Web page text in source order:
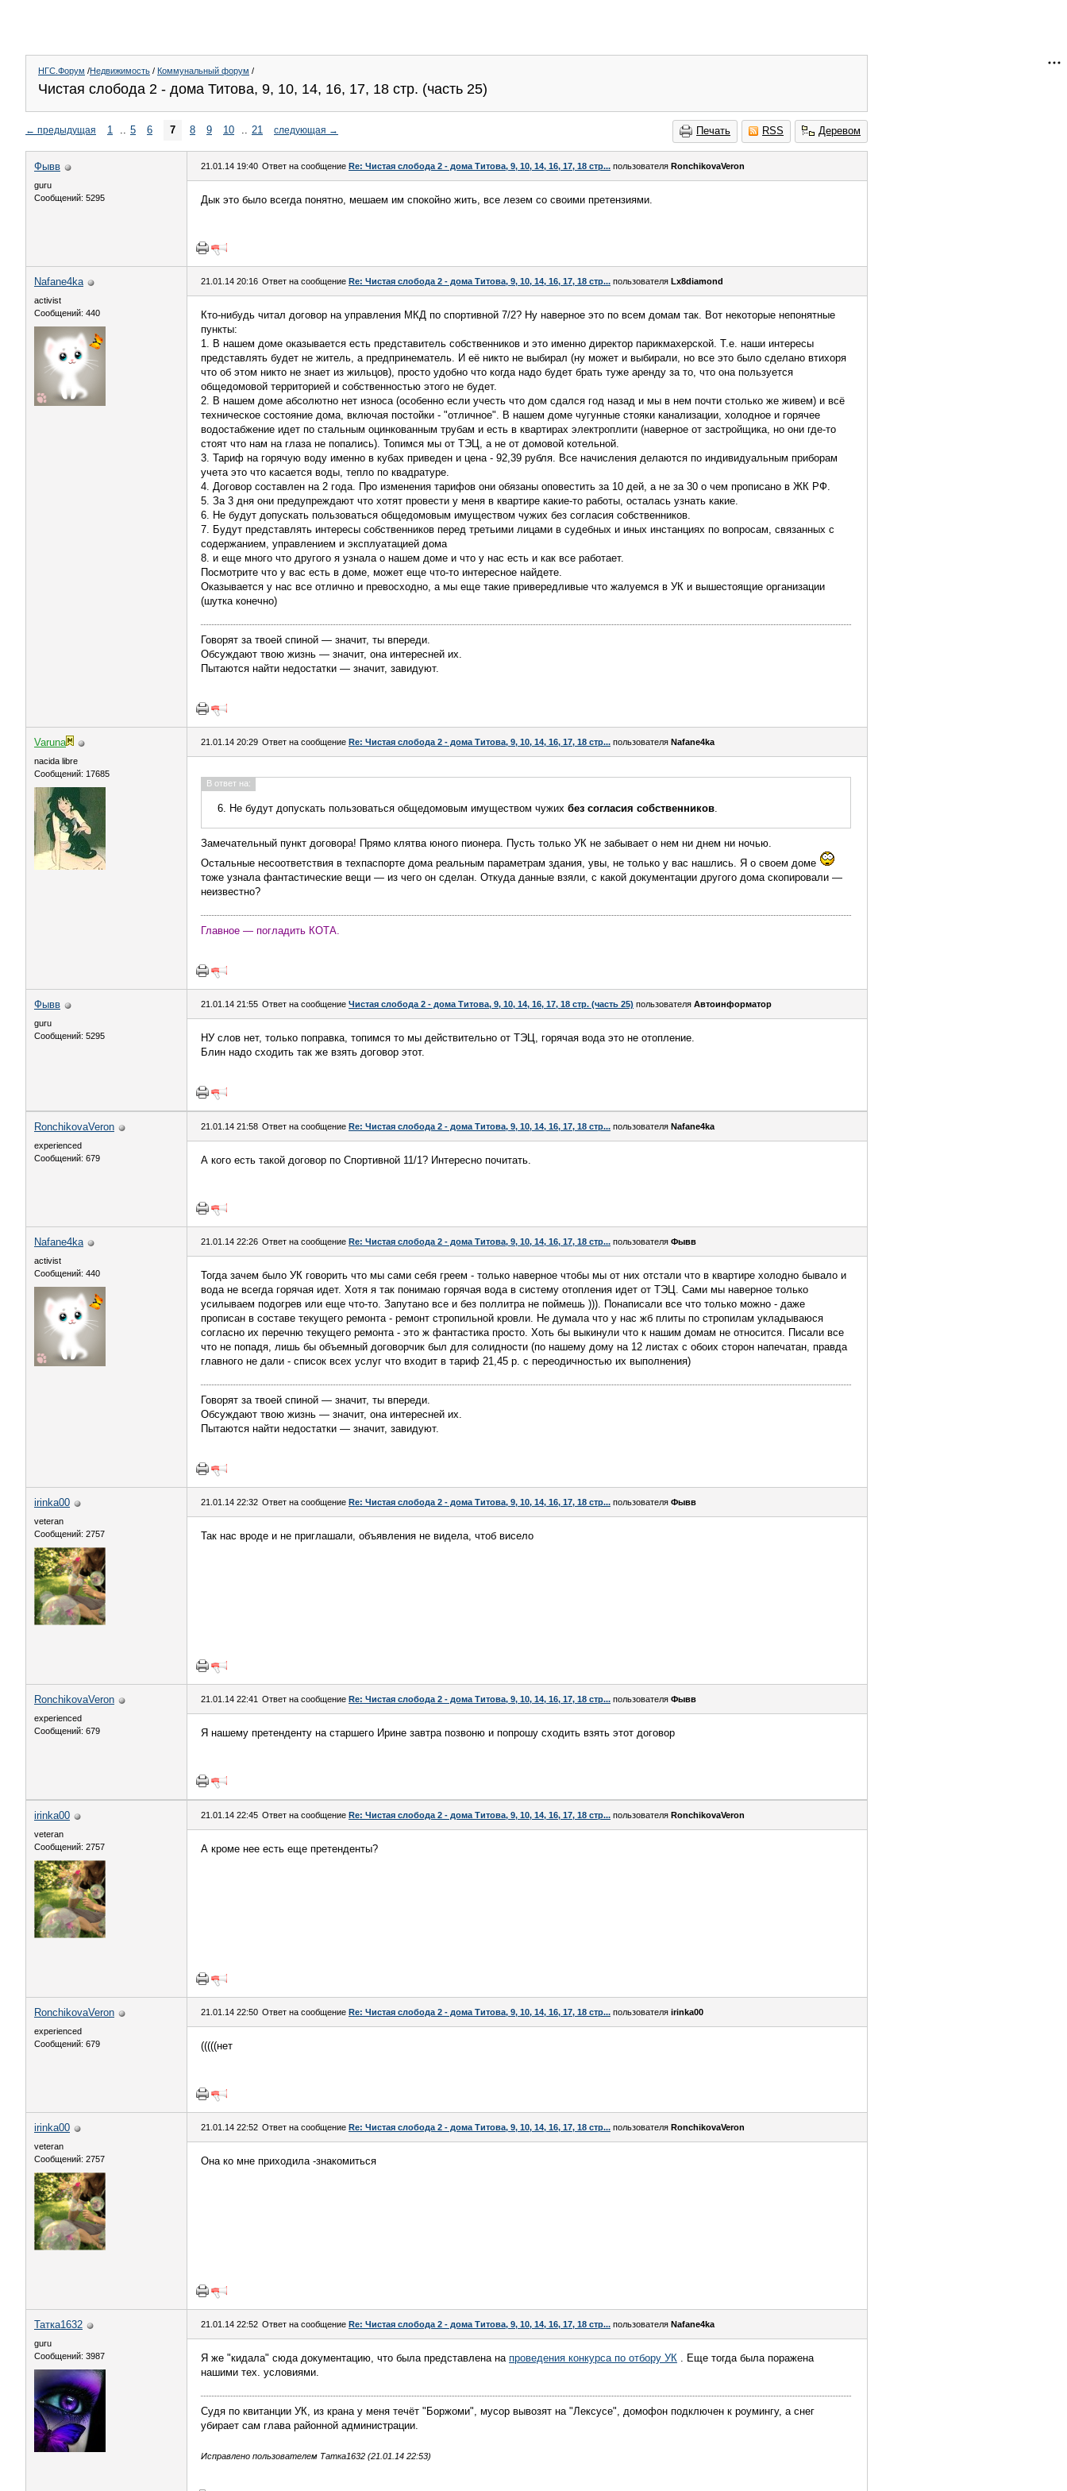
НГС.Форум /Недвижимость / Коммунальный форум /
Чистая слобода 2 - дома Титова, 9, 10, 14, 16, 17, 18 стр. (часть 25)
Печать RSS Деревом
← предыдущая 1 .. 5 6 7 8 9 10 .. 21 следующая →
Фывв
guru
Сообщений: 5295
21.01.14 19:40 Ответ на сообщение Re: Чистая слобода 2 - дома Титова, 9, 10, 14, 16, 17, 18 стр... пользователя RonchikovaVeron
Дык это было всегда понятно, мешаем им спокойно жить, все лезем со своими претензиями.
Nafane4ka
activist
Сообщений: 440
21.01.14 20:16 Ответ на сообщение Re: Чистая слобода 2 - дома Титова, 9, 10, 14, 16, 17, 18 стр... пользователя Lx8diamond
Кто-нибудь читал договор на управления МКД по спортивной 7/2? Ну наверное это по всем домам так. Вот некоторые непонятные
пункты:
1. В нашем доме оказывается есть представитель собственников и это именно директор парикмахерской. Т.е. наши интересы
представлять будет не житель, а предпринематель. И её никто не выбирал (ну может и выбирали, но все это было сделано втихоря
что об этом никто не знает из жильцов), просто удобно что когда надо будет брать туже аренду за то, что она пользуется
общедомовой территорией и собственностью этого не будет.
2. В нашем доме абсолютно нет износа (особенно если учесть что дом сдался год назад и мы в нем почти столько же живем) и всё
техническое состояние дома, включая постойки - "отличное". В нашем доме чугунные стояки канализации, холодное и горячее
водостабжение идет по стальным оцинкованным трубам и есть в квартирах электроплити (наверное от застройщика, но они где-то
стоят что нам на глаза не попались). Топимся мы от ТЭЦ, а не от домовой котельной.
3. Тариф на горячую воду именно в кубах приведен и цена - 92,39 рубля. Все начисления делаются по индивидуальным приборам
учета это что касается воды, тепло по квадратуре.
4. Договор составлен на 2 года. Про изменения тарифов они обязаны оповестить за 10 дей, а не за 30 о чем прописано в ЖК РФ.
5. За 3 дня они предупреждают что хотят провести у меня в квартире какие-то работы, осталась узнать какие.
6. Не будут допускать пользоваться общедомовым имуществом чужих без согласия собственников.
7. Будут представлять интересы собственников перед третьими лицами в судебных и иных инстанциях по вопросам, связанных с
содержанием, управлением и эксплуатацией дома
8. и еще много что другого я узнала о нашем доме и что у нас есть и как все работает.
Посмотрите что у вас есть в доме, может еще что-то интересное найдете.
Оказывается у нас все отлично и превосходно, а мы еще такие привередливые что жалуемся в УК и вышестоящие организации
(шутка конечно)
Говорят за твоей спиной — значит, ты впереди.
Обсуждают твою жизнь — значит, она интересней их.
Пытаются найти недостатки — значит, завидуют.
Varuna
nacida libre
Сообщений: 17685
21.01.14 20:29 Ответ на сообщение Re: Чистая слобода 2 - дома Титова, 9, 10, 14, 16, 17, 18 стр... пользователя Nafane4ka
В ответ на:
6. Не будут допускать пользоваться общедомовым имуществом чужих без согласия собственников.
Замечательный пункт договора! Прямо клятва юного пионера. Пусть только УК не забывает о нем ни днем ни ночью.
Остальные несоответствия в техпаспорте дома реальным параметрам здания, увы, не только у вас нашлись. Я о своем доме
тоже узнала фантастические вещи — из чего он сделан. Откуда данные взяли, с какой документации другого дома скопировали —
неизвестно?
Главное — погладить КОТА.
Фывв
guru
Сообщений: 5295
21.01.14 21:55 Ответ на сообщение Чистая слобода 2 - дома Титова, 9, 10, 14, 16, 17, 18 стр. (часть 25) пользователя Автоинформатор
НУ слов нет, только поправка, топимся то мы действительно от ТЭЦ, горячая вода это не отопление.
Блин надо сходить так же взять договор этот.
RonchikovaVeron
experienced
Сообщений: 679
21.01.14 21:58 Ответ на сообщение Re: Чистая слобода 2 - дома Титова, 9, 10, 14, 16, 17, 18 стр... пользователя Nafane4ka
А кого есть такой договор по Спортивной 11/1? Интересно почитать.
Nafane4ka
activist
Сообщений: 440
21.01.14 22:26 Ответ на сообщение Re: Чистая слобода 2 - дома Титова, 9, 10, 14, 16, 17, 18 стр... пользователя Фывв
Тогда зачем было УК говорить что мы сами себя греем - только наверное чтобы мы от них отстали что в квартире холодно бывало и
вода не всегда горячая идет. Хотя я так понимаю горячая вода в систему отопления идет от ТЭЦ. Сами мы наверное только
усилываем подогрев или еще что-то. Запутано все и без поллитра не поймешь ))). Понаписали все что только можно - даже
прописан в составе текущего ремонта - ремонт стропильной кровли. Не думала что у нас жб плиты по стропилам укладываюся
согласно их перечню текущего ремонта - это ж фантастика просто. Хоть бы выкинули что к нашим домам не относится. Писали все
что не попадя, лишь бы объемный договорчик был для солидности (по нашему дому на 12 листах с обоих сторон напечатан, правда
главного не дали - список всех услуг что входит в тариф 21,45 р. с переодичностью их выполнения)
Говорят за твоей спиной — значит, ты впереди.
Обсуждают твою жизнь — значит, она интересней их.
Пытаются найти недостатки — значит, завидуют.
irinka00
veteran
Сообщений: 2757
21.01.14 22:32 Ответ на сообщение Re: Чистая слобода 2 - дома Титова, 9, 10, 14, 16, 17, 18 стр... пользователя Фывв
Так нас вроде и не приглашали, объявления не видела, чтоб висело
RonchikovaVeron
experienced
Сообщений: 679
21.01.14 22:41 Ответ на сообщение Re: Чистая слобода 2 - дома Титова, 9, 10, 14, 16, 17, 18 стр... пользователя Фывв
Я нашему претенденту на старшего Ирине завтра позвоню и попрошу сходить взять этот договор
irinka00
veteran
Сообщений: 2757
21.01.14 22:45 Ответ на сообщение Re: Чистая слобода 2 - дома Титова, 9, 10, 14, 16, 17, 18 стр... пользователя RonchikovaVeron
А кроме нее есть еще претенденты?
RonchikovaVeron
experienced
Сообщений: 679
21.01.14 22:50 Ответ на сообщение Re: Чистая слобода 2 - дома Титова, 9, 10, 14, 16, 17, 18 стр... пользователя irinka00
(((((нет
irinka00
veteran
Сообщений: 2757
21.01.14 22:52 Ответ на сообщение Re: Чистая слобода 2 - дома Титова, 9, 10, 14, 16, 17, 18 стр... пользователя RonchikovaVeron
Она ко мне приходила -знакомиться
Татка1632
guru
Сообщений: 3987
21.01.14 22:52 Ответ на сообщение Re: Чистая слобода 2 - дома Титова, 9, 10, 14, 16, 17, 18 стр... пользователя Nafane4ka
Я же "кидала" сюда документацию, что была представлена на проведения конкурса по отбору УК . Еще тогда была поражена
нашими тех. условиями.
Судя по квитанции УК, из крана у меня течёт "Боржоми", мусор вывозят на "Лексусе", домофон подключен к роумингу, а снег
убирает сам глава районной администрации.
Исправлено пользователем Татка1632 (21.01.14 22:53)